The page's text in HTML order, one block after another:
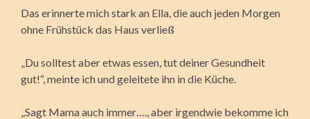
Das erinnerte mich stark an Ella, die auch jeden Morgen
ohne Frühstück das Haus verließ
„Du solltest aber etwas essen, tut deiner Gesundheit
gut!“, meinte ich und geleitete ihn in die Küche.
„Sagt Mama auch immer…., aber irgendwie bekomme ich